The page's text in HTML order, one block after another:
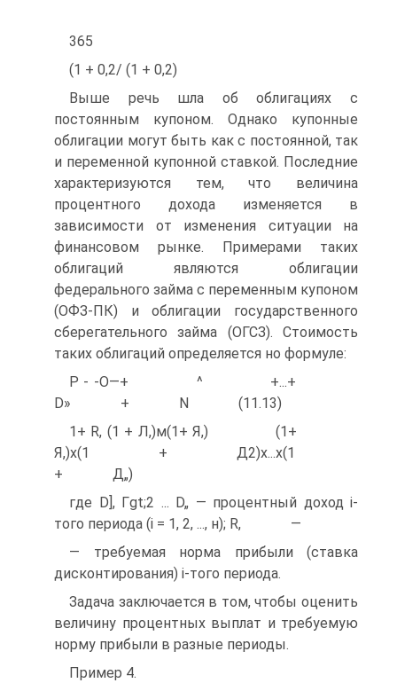
365
(1 + 0,2/ (1 + 0,2)
Выше речь шла об облигациях с
постоянным купоном. Однако купонные
облигации могут быть как с постоянной, так
и переменной купонной ставкой. Последние
характеризуются тем, что величина
процентного дохода изменяется в
зависимости от изменения ситуации на
финансовом рынке. Примерами таких
облигаций являются облигации
федерального займа с переменным купоном
(ОФЗ-ПК) и облигации государственного
сберегательного займа (ОГСЗ). Стоимость
таких облигаций определяется но формуле:
Р - -О—+ ^ +...+
D» + N (11.13)
1+ R, (1 + Л,)м(1+ Я,) (1+
Я,)х(1 + Д2)х...х(1
+ Д„)
где D], Гgt;2 ... D„ — процентный доход і-
того периода (і = 1, 2, ..., н); R, —
— требуемая норма прибыли (ставка
дисконтирования) і-того периода.
Задача заключается в том, чтобы оценить
величину процентных выплат и требуемую
норму прибыли в разные периоды.
Пример 4.